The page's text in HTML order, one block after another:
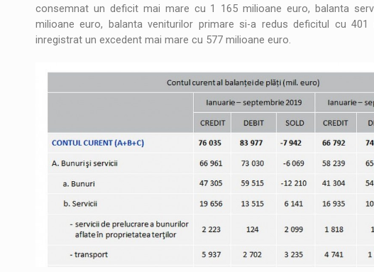
consemnat un deficit mai mare cu 1 165 milioane euro, balanta
milioane euro, balanta veniturilor primare si-a redus deficitul cu
inregistrat un excedent mai mare cu 577 milioane euro.